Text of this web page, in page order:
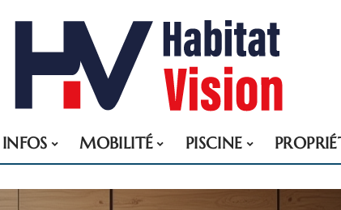
INFOS MOBILITÉ PISCINE